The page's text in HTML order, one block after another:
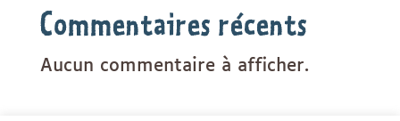
Commentaires récents
Aucun commentaire à afficher.